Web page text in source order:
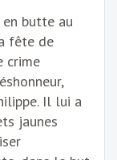
en butte au
fête de
crime
Il lui a
jaunes